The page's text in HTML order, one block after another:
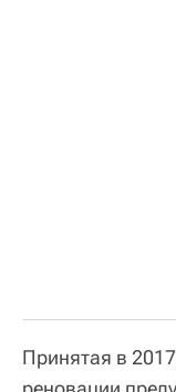
Принятая в